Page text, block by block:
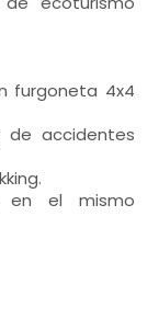
furgoneta 4x4
de accidentes
en el mismo